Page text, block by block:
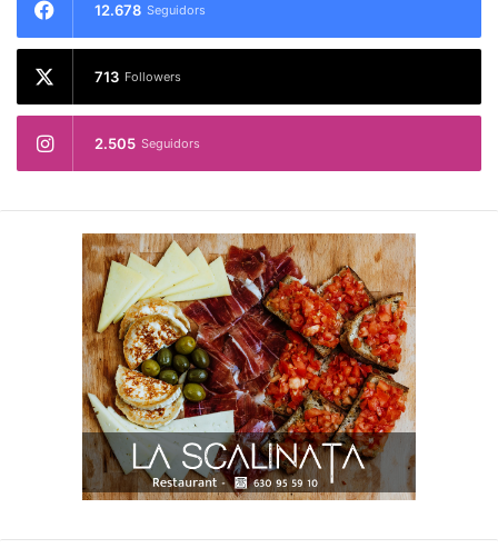
12.678 Seguidors
713 Followers
2.505 Seguidors